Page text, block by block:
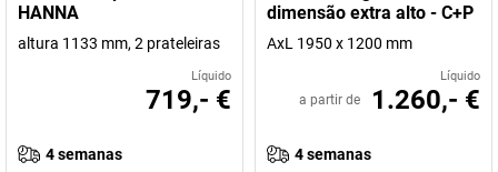
HANNA
altura 1133 mm, 2 prateleiras
Líquido
719,- €
4 semanas
dimensão extra alto - C+P
AxL 1950 x 1200 mm
Líquido
a partir de 1.260,- €
4 semanas